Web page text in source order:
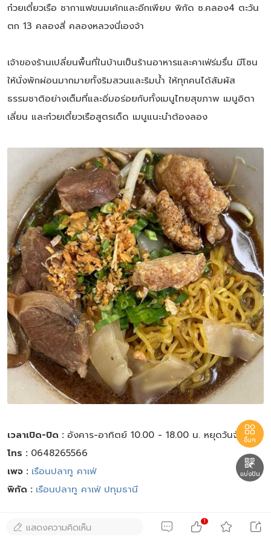
ก๋วยเตี๋ยวเรือ ชากาแฟขนมเค้กและอีกเพียบ พิกัด ซ.คลอง4 ตะวัน
ตก 13 คลองสี่ คลองหลวงนี่เองจ้า
เจ้าของร้านเปลี่ยนพื้นที่ในบ้านเป็นร้านอาหารและคาเฟ่ร่มรื่น มีโซน
ให้นั่งพักผ่อนมากมายทั้งริมสวนและริมน้ำ ให้ทุกคนได้สัมผัส
ธรรมชาติอย่างเต็มที่และอิ่มอร่อยกับทั้งเมนูไทยสุขภาพ เมนูอิตา
เลี่ยน และก๋วยเตี๋ยวเรือสูตรเด็ด เมนูแนะนำต้องลอง
เวลาเปิด-ปิด : อังคาร-อาทิตย์ 10.00 - 18.00 น. หยุดวันจันทร์
โทร : 0648265566
เพจ : เรือนปลาทู คาเฟ่
พิกัด : เรือนปลาทู คาเฟ่ ปทุมธานี
14. ก๋วยเตี๋ยวไก่มะระ ป.6/2 ปทุมธานี

อื่นๆ

แบ่งปัน
 แสดงความคิดเห็น  1  